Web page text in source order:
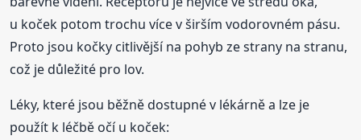
u koček potom trochu více v širším vodorovném pásu.
Proto jsou kočky citlivější na pohyb ze strany na stranu,
což je důležité pro lov.
Léky, které jsou běžně dostupné v lékárně a lze je
použít k léčbě očí u koček: